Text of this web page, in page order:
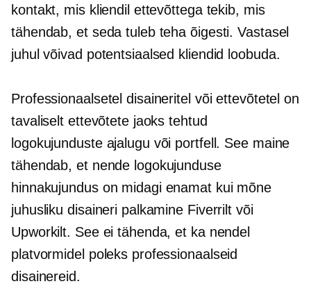
kontakt, mis kliendil ettevõttega tekib, mis
tähendab, et seda tuleb teha õigesti. Vastasel
juhul võivad potentsiaalsed kliendid loobuda.
Professionaalsetel disaineritel või ettevõtetel on
tavaliselt ettevõtete jaoks tehtud
logokujunduste ajalugu või portfell. See maine
tähendab, et nende logokujunduse
hinnakujundus on midagi enamat kui mõne
juhusliku disaineri palkamine Fiverrilt või
Upworkilt. See ei tähenda, et ka nendel
platvormidel poleks professionaalseid
disainereid.